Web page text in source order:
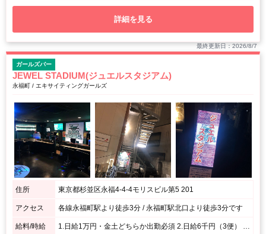
詳細を見る
最終更新日：2026/8/7
ガールズバー
JEWEL STADIUM(ジュエルスタジアム)
永福町 / エキサイティングガールズ
住所 東京都杉並区永福4-4-4モリスビル第5 201
アクセス 各線永福町駅より徒歩3分 / 永福町駅北口より徒歩3分です
給料/時給